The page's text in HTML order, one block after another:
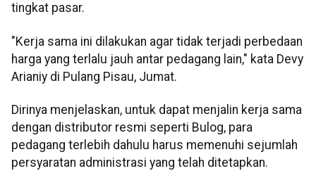
tingkat pasar.
"Kerja sama ini dilakukan agar tidak terjadi perbedaan
harga yang terlalu jauh antar pedagang lain," kata Devy
Arianiy di Pulang Pisau, Jumat.
Dirinya menjelaskan, untuk dapat menjalin kerja sama
dengan distributor resmi seperti Bulog, para
pedagang terlebih dahulu harus memenuhi sejumlah
persyaratan administrasi yang telah ditetapkan.